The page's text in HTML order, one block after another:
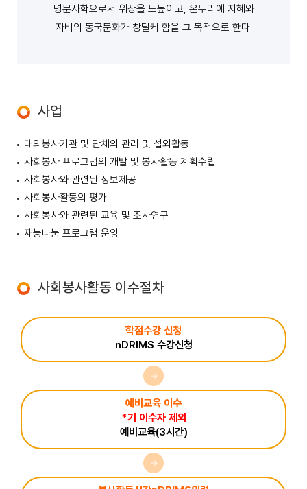
명문사학으로서 위상을 드높이고, 온누리에 지혜와
자비의 동국문화가 창달케 함을 그 목적으로 한다.
사업
대외봉사기관 및 단체의 관리 및 섭외활동
사회봉사 프로그램의 개발 및 봉사활동 계획수립
사회봉사와 관련된 정보제공
사회봉사활동의 평가
사회봉사와 관련된 교육 및 조사연구
재능나눔 프로그램 운영
사회봉사활동 이수절차
학점수강 신청
nDRIMS 수강신청
→
예비교육 이수
*기 이수자 제외
예비교육(3시간)
→